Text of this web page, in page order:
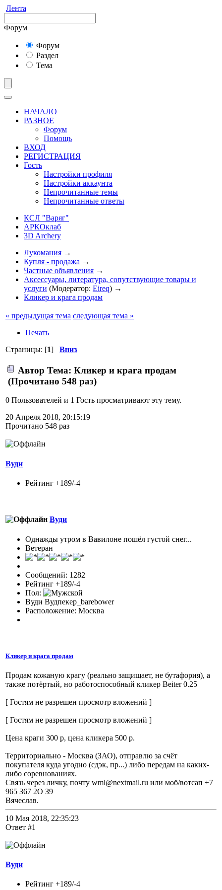
Лента
Форум
Форум
Раздел
Тема
НАЧАЛО
РАЗНОЕ
Форум
Помощь
ВХОД
РЕГИСТРАЦИЯ
Гость
Настройки профиля
Настройки аккаунта
Непрочитанные темы
Непрочитанные ответы
КСЛ "Варяг"
АРКОклаб
3D Archery
Лукомания →
Купля - продажа →
Частные объявления →
Аксессуары, литература, сопутствующие товары и
услуги (Модератор: Eireq) →
Кликер и крага продам
« предыдущая тема следующая тема »
Печать
Страницы: [1] Вниз
Автор Тема: Кликер и крага продам
(Прочитано 548 раз)
0 Пользователей и 1 Гость просматривают эту тему.
20 Апреля 2018, 20:15:19
Прочитано 548 раз
Вуди
Рейтинг +189/-4
Вуди
Однажды утром в Вавилоне пошёл густой снег...
Ветеран
Сообщений: 1282
Рейтинг +189/-4
Пол:
Вуди Вудпекер_barebower
Расположение: Москва
Кликер и крага продам
Продам кожаную крагу (реально защищает, не бутафория), а
также потёртый, но работоспособный кликер Beiter 0.25
[ Гостям не разрешен просмотр вложений ]
[ Гостям не разрешен просмотр вложений ]
Цена краги 300 р, цена кликера 500 р.
Территориально - Москва (ЗАО), отправлю за счёт
покупателя куда угодно (сдэк, пр...) либо передам на каких-
либо соревнованиях.
Связь через личку, почту wml@nextmail.ru или моб/вотсап +7
965 З67 2О З9
Вячеслав.
10 Мая 2018, 22:35:23
Ответ #1
Вуди
Рейтинг +189/-4